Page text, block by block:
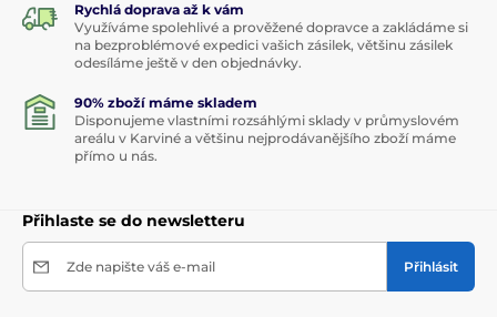
Rychlá doprava až k vám
Využíváme spolehlivé a prověžené dopravce a zakládáme si
na bezproblémové expedici vašich zásilek, většinu zásilek
odesíláme ještě v den objednávky.
90% zboží máme skladem
Disponujeme vlastními rozsáhlými sklady v průmyslovém
areálu v Karviné a většinu nejprodávanějšího zboží máme
přímo u nás.
Přihlaste se do newsletteru
Zde napište váš e-mail Přihlásit